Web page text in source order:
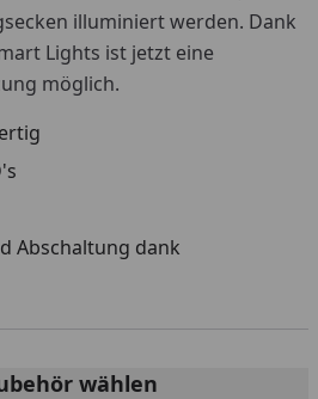
illuminiert werden. Dank
Lights ist jetzt eine
möglich.
Abschaltung dank
wählen